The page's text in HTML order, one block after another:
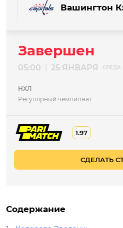
Вашингтон
Завершен
05:00 25 ЯНВАРЯ СРЕДА
НХЛ
Регулярный чемпионат
1.97
СДЕЛАТЬ
Содержание